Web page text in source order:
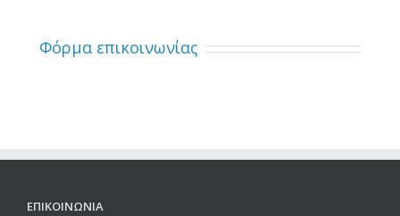
Φόρμα επικοινωνίας
ΕΠΙΚΟΙΝΩΝΙΑ